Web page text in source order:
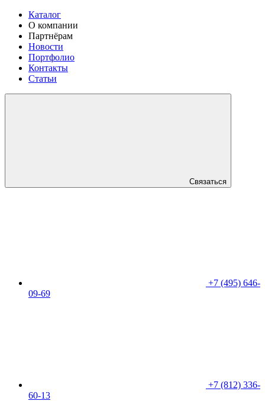
Каталог
О компании
Партнёрам
Новости
Портфолио
Контакты
Статьи
Связаться
+7 (495) 646-
09-69
+7 (812) 336-
60-13